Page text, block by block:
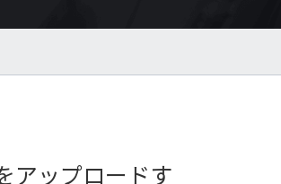
アップロードす